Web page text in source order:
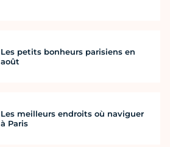
Les petits bonheurs parisiens en
août
Les meilleurs endroits où naviguer
à Paris